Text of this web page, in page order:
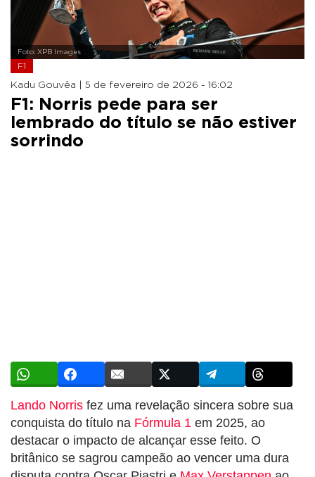
Foto: XPB Images
F1
Kadu Gouvêa | 5 de fevereiro de 2026 - 16:02
F1: Norris pede para ser
lembrado do título se não estiver
sorrindo
Lando Norris fez uma revelação sincera sobre sua
conquista do título na Fórmula 1 em 2025, ao
destacar o impacto de alcançar esse feito. O
britânico se sagrou campeão ao vencer uma dura